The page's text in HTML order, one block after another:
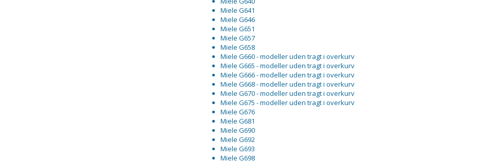
Miele G641
Miele G646
Miele G651
Miele G657
Miele G658
Miele G660 - modeller uden tragt i overkurv
Miele G665 - modeller uden tragt i overkurv
Miele G666 - modeller uden tragt i overkurv
Miele G668 - modeller uden tragt i overkurv
Miele G670 - modeller uden tragt i overkurv
Miele G675 - modeller uden tragt i overkurv
Miele G676
Miele G681
Miele G690
Miele G692
Miele G693
Miele G698